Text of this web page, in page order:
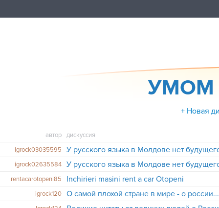
УМОМ
+ Новая
автор
дискуссия
igrock03035595
У русского языка в Молдове нет
igrock02635584 У русского языка в Молдове нет будущего
rentacarotopeni85 Inchirieri masini rent a car Otopeni
igrock120 О самой плохой стране в мире - о россии...